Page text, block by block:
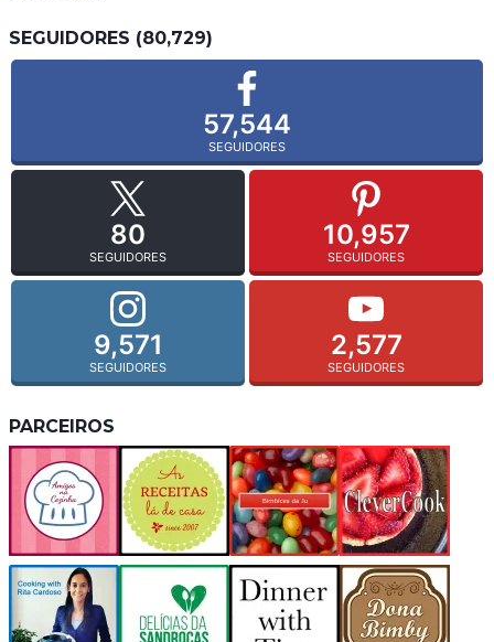
SEGUIDORES (80,729)
57,544
SEGUIDORES
80
SEGUIDORES
10,957
SEGUIDORES
9,571
SEGUIDORES
2,577
SEGUIDORES
PARCEIROS